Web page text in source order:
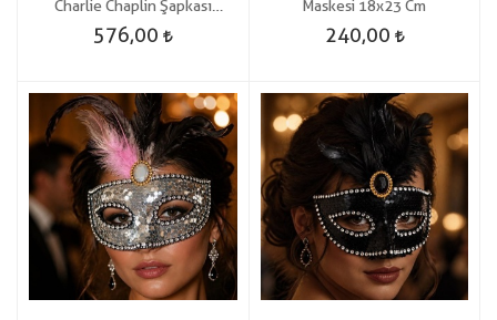
Charlie Chaplin Şapkası
Yetişkin-Çocuk Uyumlu 6 Adet
Gösteri
576,00
Maskesi 18x23 Cm
240,00